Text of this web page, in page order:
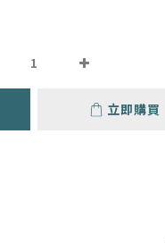
立即購買